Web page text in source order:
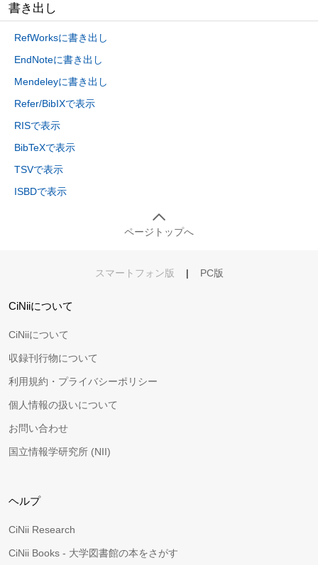
書き出し
RefWorksに書き出し
EndNoteに書き出し
Mendeleyに書き出し
Refer/BibIXで表示
RISで表示
BibTeXで表示
TSVで表示
ISBDで表示
ページトップへ
スマートフォン版 | PC版
CiNiiについて
CiNiiについて
収録刊行物について
利用規約・プライバシーポリシー
個人情報の扱いについて
お問い合わせ
国立情報学研究所 (NII)
ヘルプ
CiNii Research
CiNii Books - 大学図書館の本をさがす